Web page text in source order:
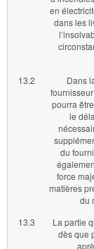
en
dans les
13.2
Dans
pourra
le
du
force
matières
du
13.3
La partie
dès que